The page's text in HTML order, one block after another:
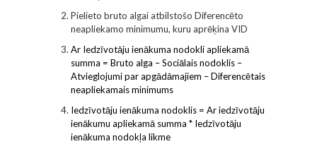
Pielieto bruto algai atbilstošo Diferencēto
neapliekamo minimumu, kuru aprēķina VID
Ar Iedzīvotāju ienākuma nodokli apliekamā
summa = Bruto alga – Sociālais nodoklis –
Atvieglojumi par apgādāmajiem – Diferencētais
neapliekamais minimums
Iedzīvotāju ienākuma nodoklis = Ar iedzīvotāju
ienākumu apliekamā summa * Iedzīvotāju
ienākuma nodokļa likme